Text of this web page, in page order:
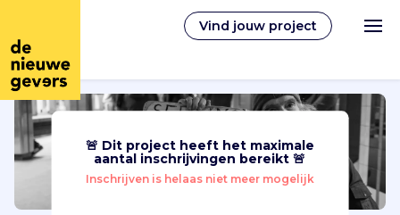
Vind jouw project
Nederlands
🚨 Dit project heeft het maximale
aantal inschrijvingen bereikt 🚨
Inschrijven is helaas niet meer mogelijk